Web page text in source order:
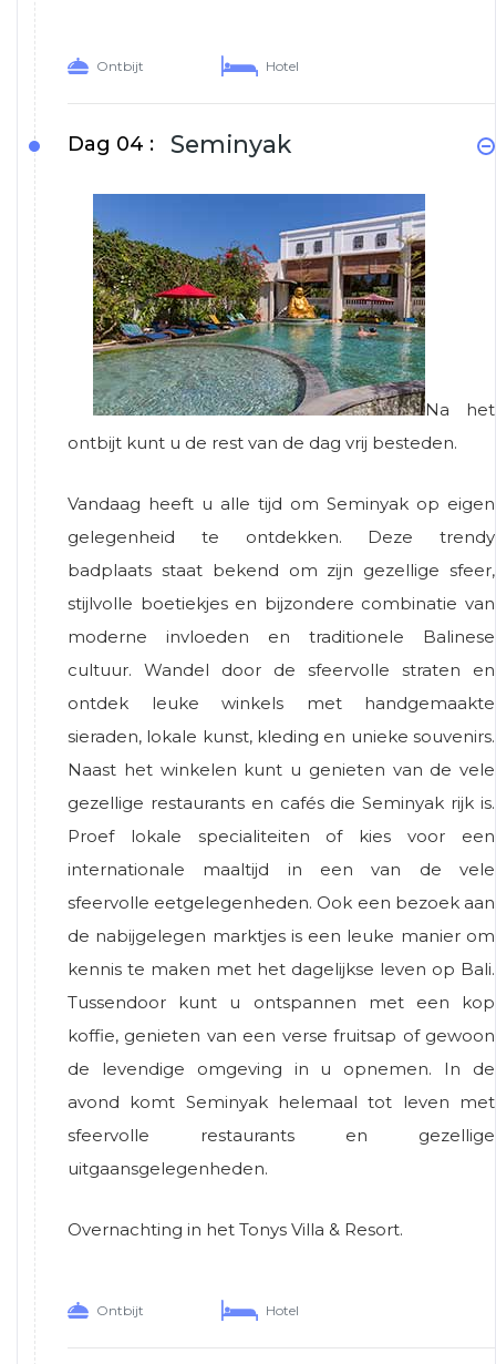
Ontbijt Hotel
Dag 04 : Seminyak
Na het
ontbijt kunt u de rest van de dag vrij besteden.
Vandaag heeft u alle tijd om Seminyak op eigen
gelegenheid te ontdekken. Deze trendy
badplaats staat bekend om zijn gezellige sfeer,
stijlvolle boetiekjes en bijzondere combinatie van
moderne invloeden en traditionele Balinese
cultuur. Wandel door de sfeervolle straten en
ontdek leuke winkels met handgemaakte
sieraden, lokale kunst, kleding en unieke souvenirs.
Naast het winkelen kunt u genieten van de vele
gezellige restaurants en cafés die Seminyak rijk is.
Proef lokale specialiteiten of kies voor een
internationale maaltijd in een van de vele
sfeervolle eetgelegenheden. Ook een bezoek aan
de nabijgelegen marktjes is een leuke manier om
kennis te maken met het dagelijkse leven op Bali.
Tussendoor kunt u ontspannen met een kop
koffie, genieten van een verse fruitsap of gewoon
de levendige omgeving in u opnemen. In de
avond komt Seminyak helemaal tot leven met
sfeervolle restaurants en gezellige
uitgaansgelegenheden.
Overnachting in het Tonys Villa & Resort.
Ontbijt Hotel